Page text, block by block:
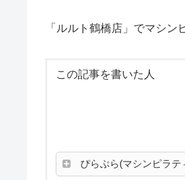
「ルルト鶴橋店」でマシ
この記事を書いた人
ぴらぷら(マシンピラ